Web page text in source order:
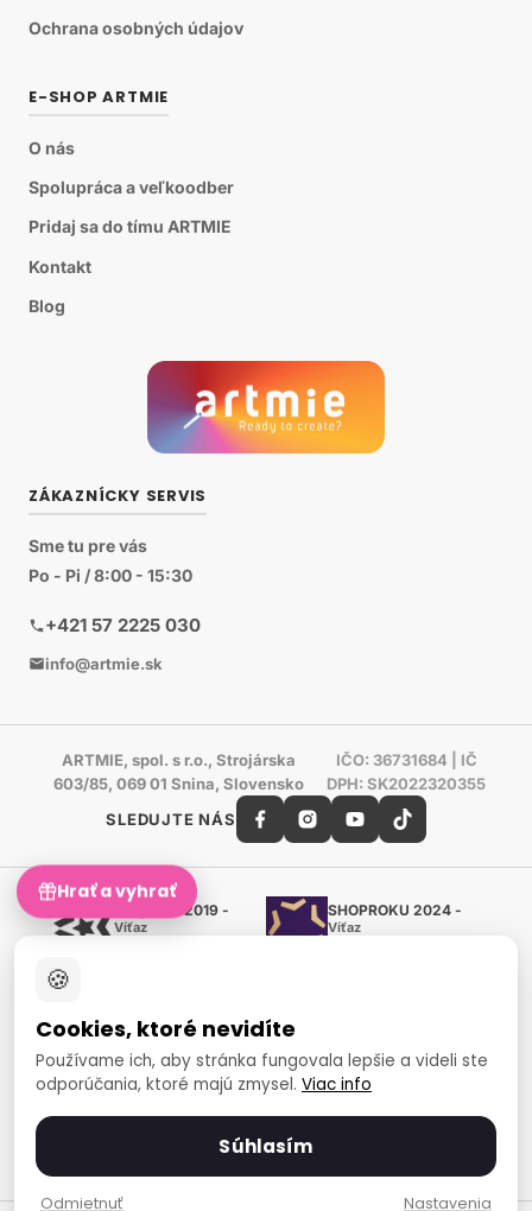
Ochrana osobných údajov
E-SHOP ARTMIE
O nás
Spolupráca a veľkoodber
Pridaj sa do tímu ARTMIE
Kontakt
Blog
ZÁKAZNÍCKY SERVIS
Sme tu pre vás
Po - Pi / 8:00 - 15:30
+421 57 2225 030
info@artmie.sk
ARTMIE, spol. s r.o., Strojárska
603/85, 069 01 Snina, Slovensko
IČO: 36731684 | IČ
DPH: SK2022320355
SLEDUJTE NÁS
Shoproku 2019 -
Víťaz
SHOPROKU 2024 -
Víťaz
European Art Awards
Organizátor medzinárodnej
súťaže
Európsky sociálny fond
Zamestnanosť a sociálna
🍪
Cookies, ktoré nevidíte
Používame ich, aby stránka fungovala lepšie a videli ste
odporúčania, ktoré majú zmysel. Viac info
Súhlasím
Odmietnuť Nastavenia
Hrať a vyhrať